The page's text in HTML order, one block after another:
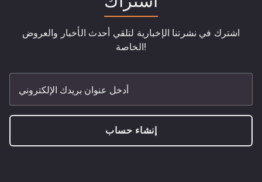
اشترك في نشرتنا الإخبارية لتلقي أحدث الأخبار والعروض
الخاصة!
أدخل عنوان بريدك الإلكتروني
إنشاء حساب